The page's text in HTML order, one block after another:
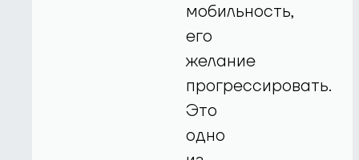
мобильность,
его
желание
прогрессировать.
Это
одно